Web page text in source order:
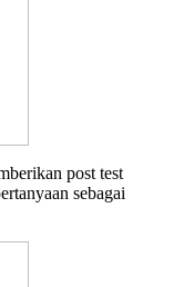
post test
sebagai